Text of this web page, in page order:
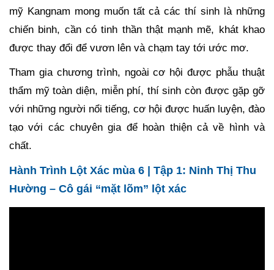
mỹ Kangnam mong muốn tất cả các thí sinh là những
chiến binh, cần có tinh thần thật mạnh mẽ, khát khao
được thay đổi để vươn lên và chạm tay tới ước mơ.
Tham gia chương trình, ngoài cơ hội được phẫu thuật
thẩm mỹ toàn diện, miễn phí, thí sinh còn được gặp gỡ
với những người nổi tiếng, cơ hội được huấn luyện, đào
tạo với các chuyên gia để hoàn thiện cả về hình và
chất.
Hành Trình Lột Xác mùa 6 | Tập 1: Ninh Thị Thu
Hường – Cô gái “mặt lõm” lột xác